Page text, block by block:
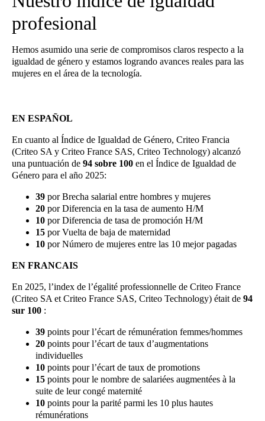
profesional
Hemos asumido una serie de compromisos claros respecto a la
igualdad de género y estamos logrando avances reales para las
mujeres en el área de la tecnología.
EN ESPAÑOL
En cuanto al Índice de Igualdad de Género, Criteo Francia
(Criteo SA y Criteo France SAS, Criteo Technology) alcanzó
una puntuación de 94 sobre 100 en el Índice de Igualdad de
Género para el año 2025:
39 por Brecha salarial entre hombres y mujeres
20 por Diferencia en la tasa de aumento H/M
10 por Diferencia de tasa de promoción H/M
15 por Vuelta de baja de maternidad
10 por Número de mujeres entre las 10 mejor pagadas
EN FRANCAIS
En 2025, l’index de l’égalité professionnelle de Criteo France
(Criteo SA et Criteo France SAS, Criteo Technology) était de 94
sur 100 :
39 points pour l’écart de rémunération femmes/hommes
20 points pour l’écart de taux d’augmentations
individuelles
10 points pour l’écart de taux de promotions
15 points pour le nombre de salariées augmentées à la
suite de leur congé maternité
10 points pour la parité parmi les 10 plus hautes
rémunérations